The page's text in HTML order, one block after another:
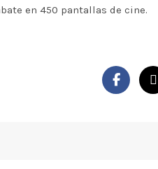
en 450 pantallas de cine.